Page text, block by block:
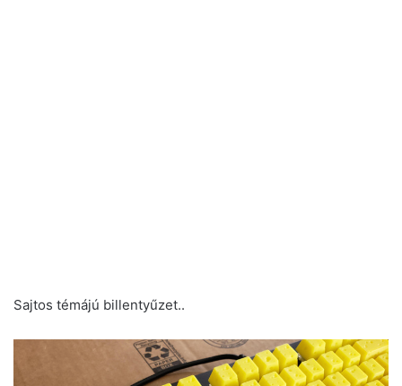
Sajtos témájú billentyűzet..